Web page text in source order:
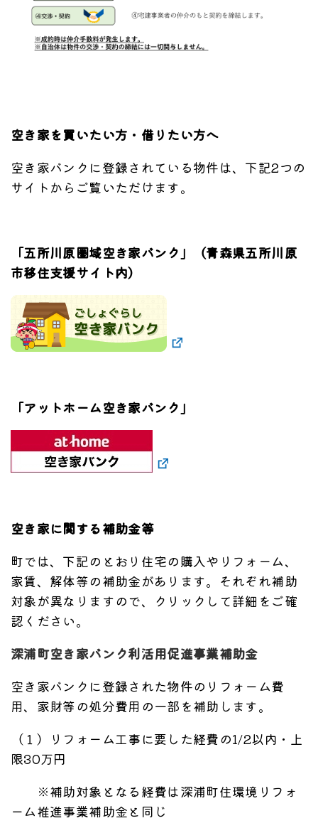
空き家を買いたい方・借りたい方へ
空き家バンクに登録されている物件は、下記2つの
サイトからご覧いただけます。
「五所川原圏域空き家バンク」（青森県五所川原
市移住支援サイト内）
「アットホーム空き家バンク」
空き家に関する補助金等
町では、下記のとおり住宅の購入やリフォーム、
家賃、解体等の補助金があります。それぞれ補助
対象が異なりますので、クリックして詳細をご確
認ください。
深浦町空き家バンク利活用促進事業補助金
空き家バンクに登録された物件のリフォーム費
用、家財等の処分費用の一部を補助します。
（１）リフォーム工事に要した経費の1/2以内・上
限30万円
※補助対象となる経費は深浦町住環境リフォ
ーム推進事業補助金と同じ